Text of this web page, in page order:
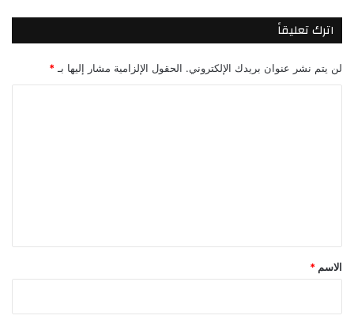
اترك تعليقاً
لن يتم نشر عنوان بريدك الإلكتروني. الحقول الإلزامية مشار إليها بـ *
*
الاسم *